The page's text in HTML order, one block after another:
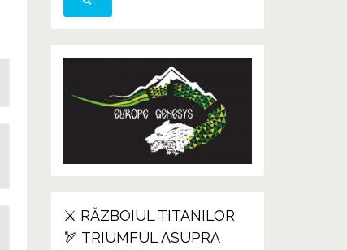
⚔️ RĂZBOIUL TITANILOR
🏹 TRIUMFUL ASUPRA